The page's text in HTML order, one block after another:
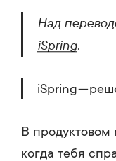
Над
iSpring.
iSpring —
В
когда тебя